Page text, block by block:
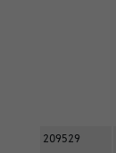
209529